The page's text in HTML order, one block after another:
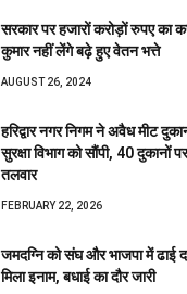
सरकार पर हजारों करोड़ों रुपए का
कुमार नहीं लेंगे बढ़े हुए वेतन भत्ते
AUGUST 26, 2024
हरिद्वार नगर निगम ने अवैध मीट
सुरक्षा विभाग को सौंपी, 40 दुकानों
तलवार
FEBRUARY 22, 2026
जमदग्नि को संघ और भाजपा में ढाई
मिला इनाम, बधाई का दौर जारी